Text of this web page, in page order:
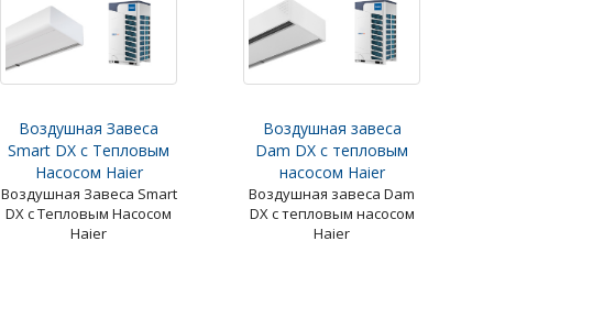
Воздушная Завеса
Smart DX с Тепловым
Насосом Haier
Воздушная Завеса Smart
DX с Тепловым Насосом
Haier
Воздушная завеса
Dam DX с тепловым
насосом Haier
Воздушная завеса Dam
DX с тепловым насосом
Haier